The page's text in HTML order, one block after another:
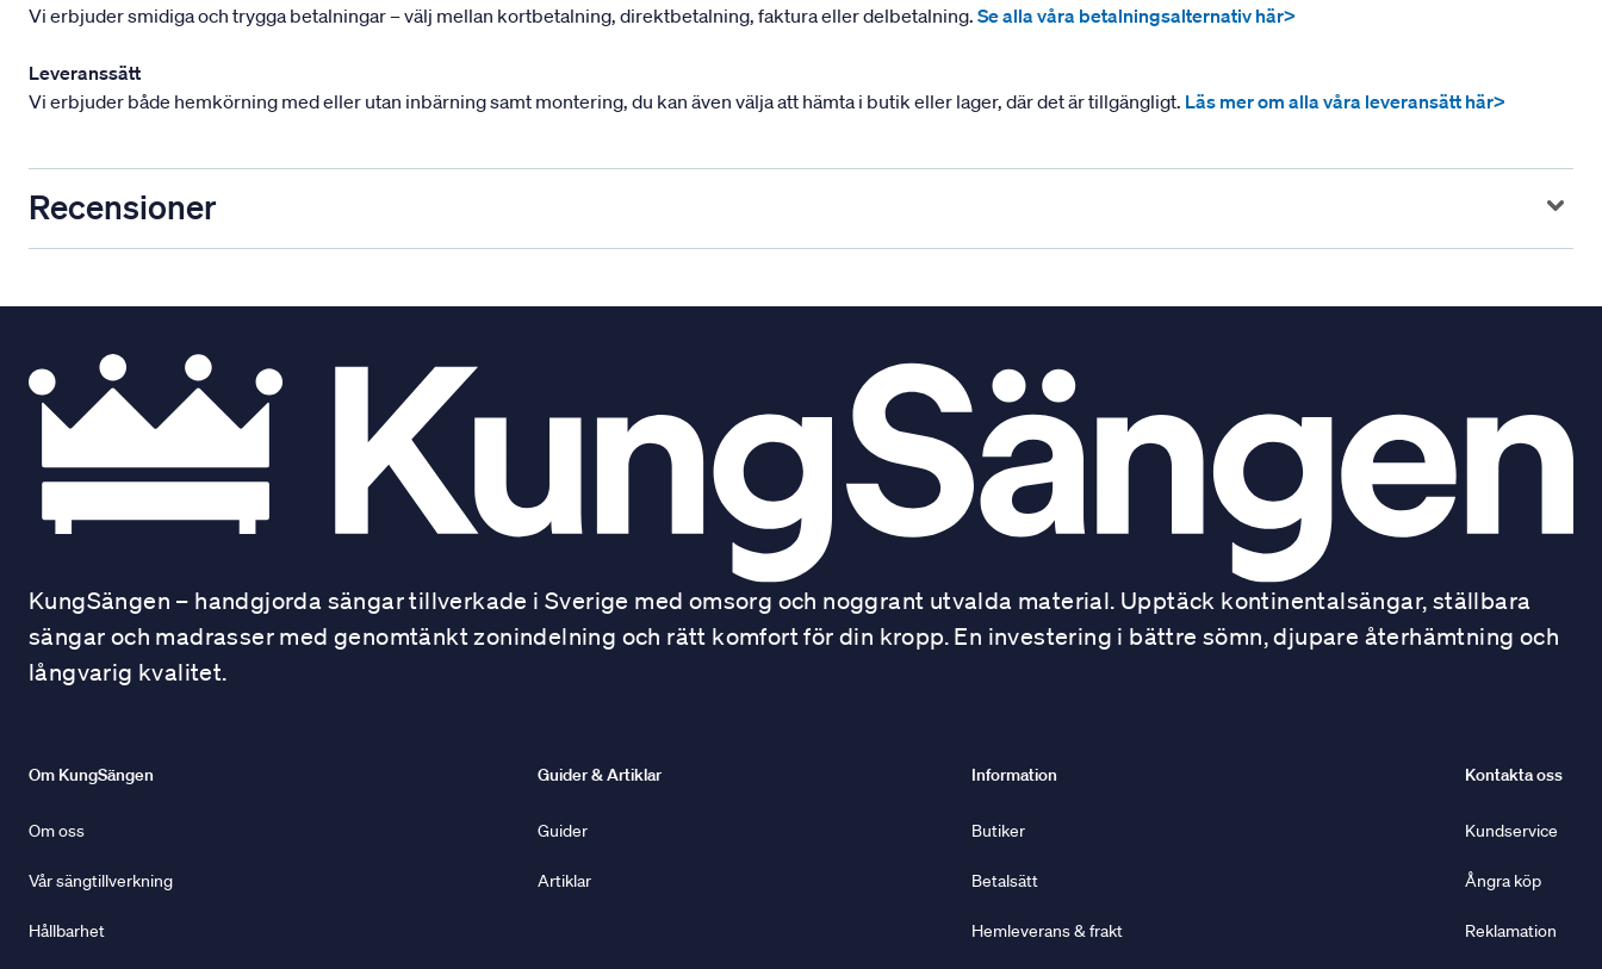
Vi erbjuder smidiga och trygga betalningar – välj mellan kortbetalning, direktbetalning, faktura eller delbetalning. Se alla våra betalningsalternativ här>
Leveranssätt
Vi erbjuder både hemkörning med eller utan inbärning samt montering, du kan även välja att hämta i butik eller lager, där det är tillgängligt. Läs mer om alla våra leveransätt här>
Recensioner
KungSängen – handgjorda sängar tillverkade i Sverige med omsorg och noggrant utvalda material. Upptäck kontinentalsängar, ställbara
sängar och madrasser med genomtänkt zonindelning och rätt komfort för din kropp. En investering i bättre sömn, djupare återhämtning och
långvarig kvalitet.
Om KungSängen
Om oss
Vår sängtillverkning
Hållbarhet
Guider & Artiklar
Guider
Artiklar
Information
Butiker
Betalsätt
Hemleverans & frakt
Kontakta oss
Kundservice
Ångra köp
Reklamation